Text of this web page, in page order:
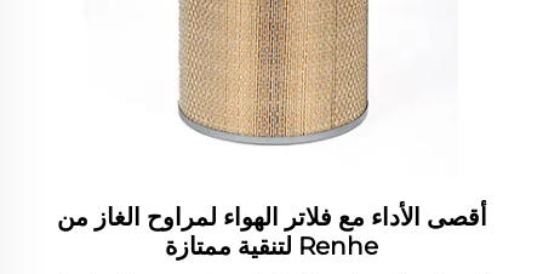
أقصى الأداء مع فلاتر الهواء لمراوح الغاز من
Renhe لتنقية ممتازة